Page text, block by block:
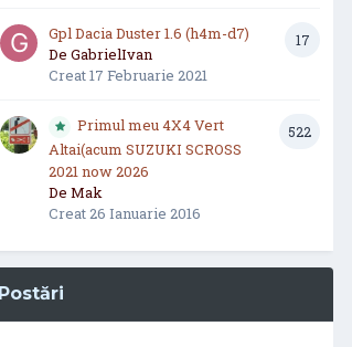
17
Gpl Dacia Duster 1.6 (h4m-d7)
De GabrielIvan
Creat17 Februarie 2021
522
Primul meu 4X4 Vert
Altai(acum SUZUKI SCROSS
2021 now 2026
De Mak
Creat26 Ianuarie 2016
Postări